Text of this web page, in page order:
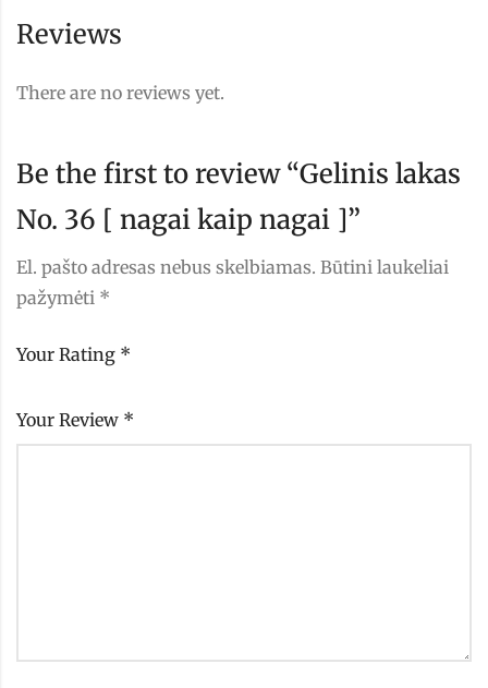
Reviews
There are no reviews yet.
Be the first to review “Gelinis lakas
No. 36 [ nagai kaip nagai ]”
El. pašto adresas nebus skelbiamas. Būtini laukeliai
pažymėti *
Your Rating *
Your Review *